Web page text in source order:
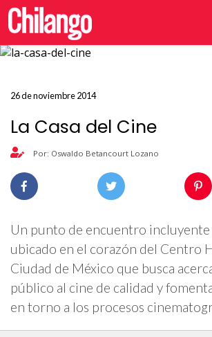
26 de noviembre 2014
La Casa del Cine
Por: Oswaldo Betancourt Lozano
Un punto de encuentro incluyente
ubicado en el corazón del Centro
Ciudad de México que busca
público al cine de calidad y
en torno a los procesos